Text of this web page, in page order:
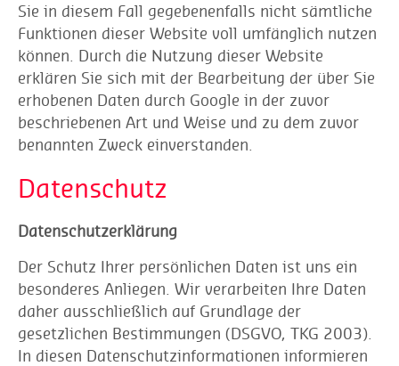
Sie in diesem Fall gegebenenfalls nicht sämtliche
Funktionen dieser Website voll umfänglich nutzen
können. Durch die Nutzung dieser Website
erklären Sie sich mit der Bearbeitung der über Sie
erhobenen Daten durch Google in der zuvor
beschriebenen Art und Weise und zu dem zuvor
benannten Zweck einverstanden.
Datenschutz
Datenschutzerklärung
Der Schutz Ihrer persönlichen Daten ist uns ein
besonderes Anliegen. Wir verarbeiten Ihre Daten
daher ausschließlich auf Grundlage der
gesetzlichen Bestimmungen (DSGVO, TKG 2003).
In diesen Datenschutzinformationen informieren